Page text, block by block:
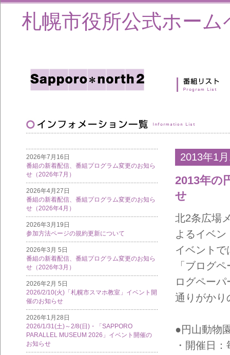
札幌市役所公式ホーム
2026年7月16日
番組の新着配信、番組プログラム変更のお知ら
せ（2026年7月）
2026年4月27日
番組の新着配信、番組プログラム変更のお知ら
せ（2026年4月）
2026年3月19日
参加方法ページの規約更新について
2026年3月 5日
番組の新着配信、番組プログラム変更のお知ら
せ（2026年3月）
2026年2月 5日
2026/2/10(火)「札幌市スマホ教室」イベント開
催のお知らせ
2026年1月28日
2026/1/31(土)～2/8(日)・「SAPPORO
PARALLEL MUSEUM 2026」イベント開催の
お知らせ
2013年1
2013年の
せ
北2条広場
よるイベ
イベント
「ブログ
ログペー
通りがかり
●円山動物
・開催日